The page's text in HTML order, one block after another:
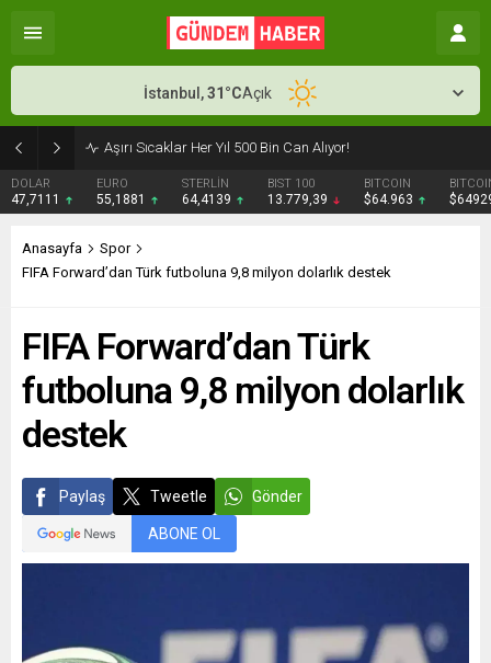
Aşırı Sıcaklar Her Yıl 500 Bin Can Alıyor!
DOLAR
47,7111
EURO
55,1881
STERLİN
64,4139
BIST 100
13.779,39
BITCOIN
$64.963
İstanbul,31°CAçık
Anasayfa
Spor
FIFA Forward’dan Türk futboluna 9,8 milyon dolarlık destek
FIFA Forward’dan Türk
futboluna 9,8 milyon dolarlık
destek
Paylaş Tweetle Gönder
ABONE OL